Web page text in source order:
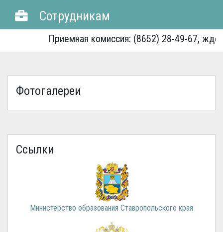
Сотрудникам
Приемная комиссия: (8652) 28-49-67, ждем
Фотогалереи
Ссылки
Министерство образования Ставропольского края